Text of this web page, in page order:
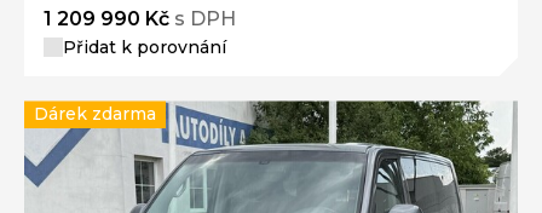
1 209 990 Kč s DPH
Přidat k porovnání
Dárek zdarma